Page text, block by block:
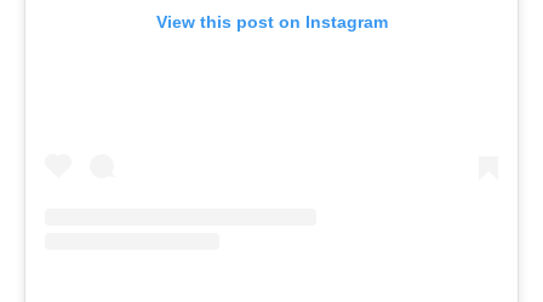
View this post on Instagram